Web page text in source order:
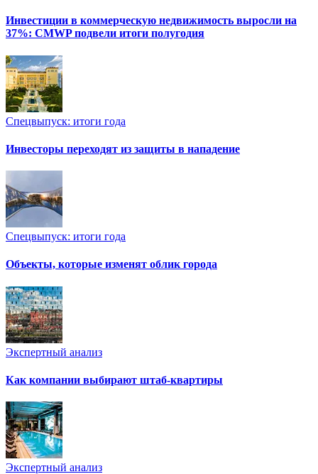
Инвестиции в коммерческую недвижимость выросли на
37%: CMWP подвели итоги полугодия
Спецвыпуск: итоги года
Инвесторы переходят из защиты в нападение
Спецвыпуск: итоги года
Объекты, которые изменят облик города
Экспертный анализ
Как компании выбирают штаб-квартиры
Экспертный анализ